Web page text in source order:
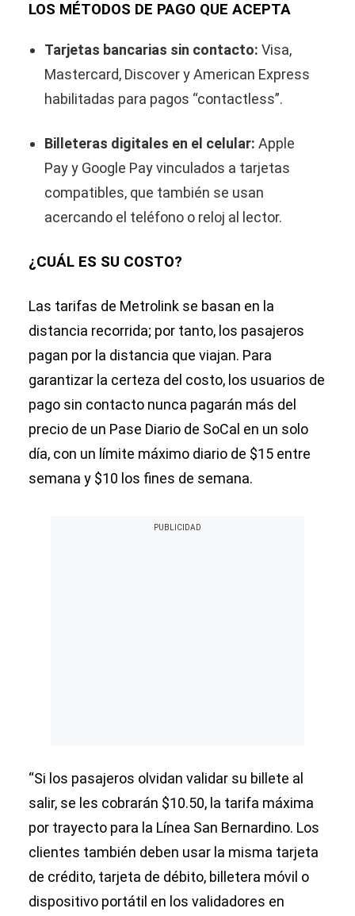
LOS MÉTODOS DE PAGO QUE ACEPTA
Tarjetas bancarias sin contacto: Visa,
Mastercard, Discover y American Express
habilitadas para pagos “contactless”.
Billeteras digitales en el celular: Apple
Pay y Google Pay vinculados a tarjetas
compatibles, que también se usan
acercando el teléfono o reloj al lector.
¿CUÁL ES SU COSTO?
Las tarifas de Metrolink se basan en la
distancia recorrida; por tanto, los pasajeros
pagan por la distancia que viajan. Para
garantizar la certeza del costo, los usuarios de
pago sin contacto nunca pagarán más del
precio de un Pase Diario de SoCal en un solo
día, con un límite máximo diario de $15 entre
semana y $10 los fines de semana.
“Si los pasajeros olvidan validar su billete al
salir, se les cobrarán $10.50, la tarifa máxima
por trayecto para la Línea San Bernardino. Los
clientes también deben usar la misma tarjeta
de crédito, tarjeta de débito, billetera móvil o
dispositivo portátil en los validadores en